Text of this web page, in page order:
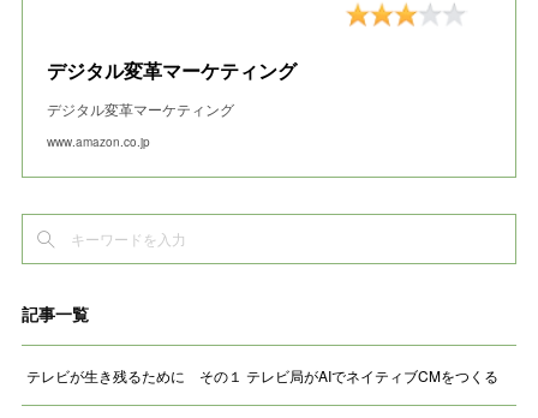
デジタル変革マーケティング
デジタル変革マーケティング
www.amazon.co.jp
記事一覧
テレビが生き残るために その１ テレビ局がAIでネイティブCMをつくる